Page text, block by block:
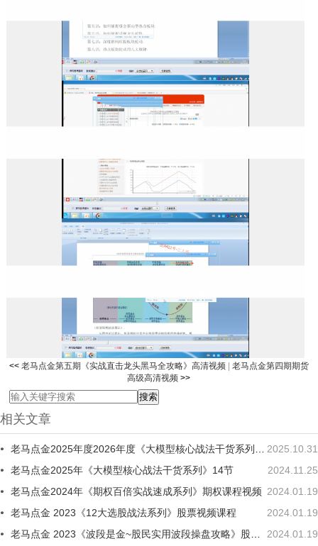
<< 老马点金第五期《实战直击龙头黑马全攻略》高清视频
老马点金第四期期货
高级高清视频 >>
相关文章
2025.10.31
老马点金2025年度2026年度《大模型核心战法干货系列》二期
2024.11.25
老马点金2025年《大模型核心战法干货系列》14节
2024.01.19
老马点金2024年《期权百倍实战速成系列》期权课程视频
2024.01.19
老马点金 2023《12大选股战法系列》股票视频课程
2024.01.19
老马点金 2023《波段是金~股民实用波段操盘攻略》股票视频课程